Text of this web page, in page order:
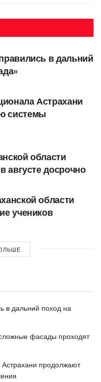
в дальний
Астрахани
системы
области
августе досрочно
области
учеников
в дальний поход на
фасады проходят
продолжают